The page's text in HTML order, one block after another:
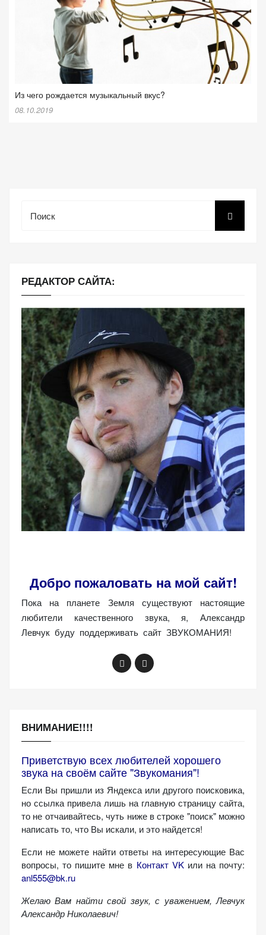
Из чего рождается музыкальный вкус?
08.10.2019
РЕДАКТОР САЙТА:
Добро пожаловать на мой сайт!
Пока на планете Земля существуют настоящие
любители качественного звука, я, Александр
Левчук буду поддерживать сайт ЗВУКОМАНИЯ!
ВНИМАНИЕ!!!!
Приветствую всех любителей хорошего
звука на своём сайте "Звукомания"!
Если Вы пришли из Яндекса или другого поисковика,
но ссылка привела лишь на главную страницу сайта,
то не отчаивайтесь, чуть ниже в строке "поиск" можно
написать то, что Вы искали, и это найдется!
Если не можете найти ответы на интересующие Вас
вопросы, то пишите мне в Контакт VKили на почту:
anl555@bk.ru
Желаю Вам найти свой звук, с уважением, Левчук
Александр Николаевич!